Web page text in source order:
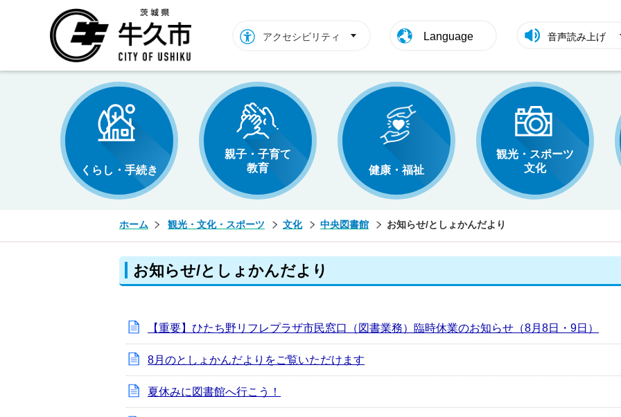
アクセシビリティ Language 音声読み上げ
くらし・手続き
親子・子育て
教育
健康・福祉
観光・スポーツ
文化
ホーム 観光・文化・スポーツ 文化 中央図書館 お知らせ/としょかんだより
お知らせ/としょかんだより
【重要】ひたち野リフレプラザ市民窓口（図書業務）臨時休業のお知らせ（8月8日・9日）
8月のとしょかんだよりをご覧いただけます
夏休みに図書館へ行こう！